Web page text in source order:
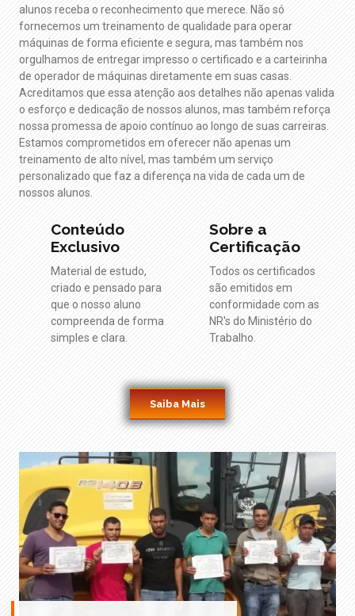
alunos receba o reconhecimento que merece. Não só
fornecemos um treinamento de qualidade para operar
máquinas de forma eficiente e segura, mas também nos
orgulhamos de entregar impresso o certificado e a carteirinha
de operador de máquinas diretamente em suas casas.
Acreditamos que essa atenção aos detalhes não apenas valida
o esforço e dedicação de nossos alunos, mas também reforça
nossa promessa de apoio contínuo ao longo de suas carreiras.
Estamos comprometidos em oferecer não apenas um
treinamento de alto nível, mas também um serviço
personalizado que faz a diferença na vida de cada um de
nossos alunos.
Conteúdo
Exclusivo
Material de estudo,
criado e pensado para
que o nosso aluno
compreenda de forma
simples e clara.
Sobre a
Certificação
Todos os certificados
são emitidos em
conformidade com as
NR's do Ministério do
Trabalho.
Saiba Mais